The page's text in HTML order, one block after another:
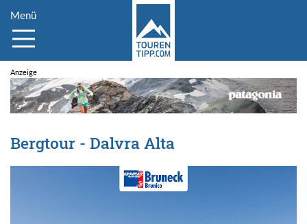
Menü
Bergtour - Dalvra Alta